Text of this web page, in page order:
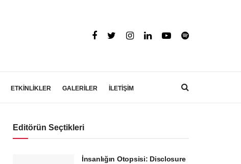
ETKİNLİKLER GALERİLER İLETİŞİM
Editörün Seçtikleri
İnsanlığın Otopsisi: Disclosure